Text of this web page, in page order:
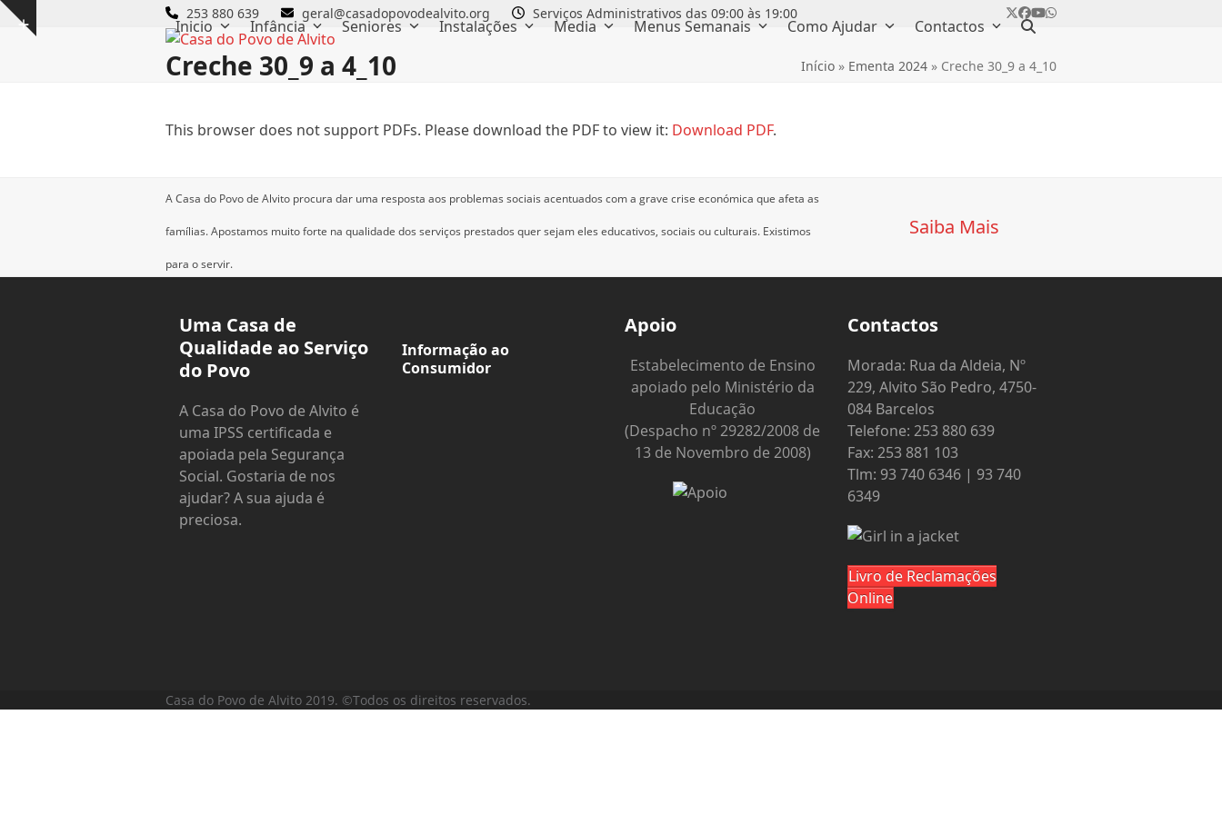
Skip
Show
253 880 639 geral@casadopovodealvito.org Serviços Administrativos das 09:00 às 19:00 Twitter
Facebook
YouTube
Whatsapp
Inicio Infância Seniores Instalações Media Menus Semanais Como Ajudar Contactos
Creche 30_9 a 4_10 Início » Ementa 2024 » Creche 30_9 a 4_10
This browser does not support PDFs. Please download the PDF to view it: Download PDF.
A Casa do Povo de Alvito procura dar uma resposta aos problemas sociais acentuados com a grave crise económica que afeta as
famílias.Apostamos muito forte na qualidade dos serviços prestados quer sejam eles educativos, sociais ou culturais. Existimos
para o servir.
Saiba Mais
Uma Casa de
Qualidade ao Serviço
do Povo
A Casa do Povo de Alvito é
uma IPSS certificada e
apoiada pela Segurança
Social. Gostaria de nos
ajudar? A sua ajuda é
preciosa.
Informação ao
Consumidor
Apoio
Estabelecimento de Ensino
apoiado pelo Ministério da
Educação
(Despacho nº 29282/2008 de
13 de Novembro de 2008)
Contactos
Morada: Rua da Aldeia, Nº
229, Alvito São Pedro, 4750-
084 Barcelos
Telefone: 253 880 639
Fax: 253 881 103
Tlm: 93 740 6346 | 93 740
6349
Livro de Reclamações
Online
Casa do Povo de Alvito 2019. ©Todos os direitos reservados.